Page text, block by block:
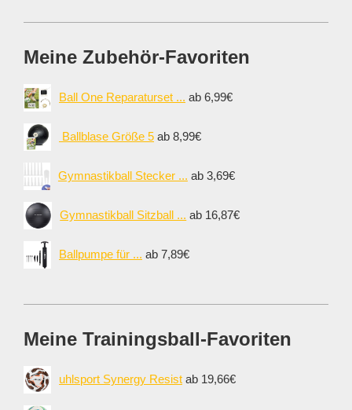
Meine Zubehör-Favoriten
Ball One Reparaturset ... ab 6,99€
Ballblase Größe 5 ab 8,99€
Gymnastikball Stecker ... ab 3,69€
Gymnastikball Sitzball ... ab 16,87€
Ballpumpe für ... ab 7,89€
Meine Trainingsball-Favoriten
uhlsport Synergy Resist ab 19,66€